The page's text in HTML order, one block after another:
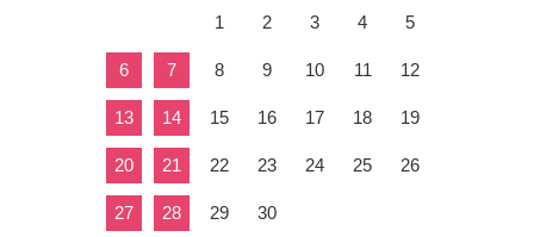
1
2 3 4 5
6 7 8 9 10 11 12
13 14 15 16 17 18 19
20 21 22 23 24 25 26
27 28 29 30